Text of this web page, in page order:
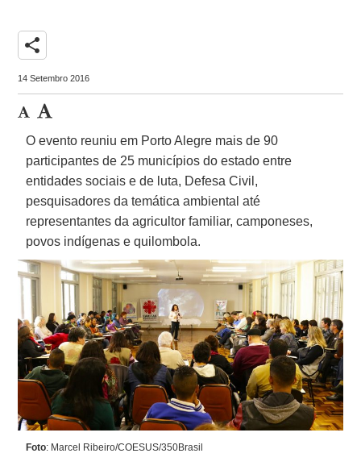
share
14 Setembro 2016
O evento reuniu em Porto Alegre mais de 90
participantes de 25 municípios do estado entre
entidades sociais e de luta, Defesa Civil,
pesquisadores da temática ambiental até
representantes da agricultor familiar, camponeses,
povos indígenas e quilombola.
Foto: Marcel Ribeiro/COESUS/350Brasil